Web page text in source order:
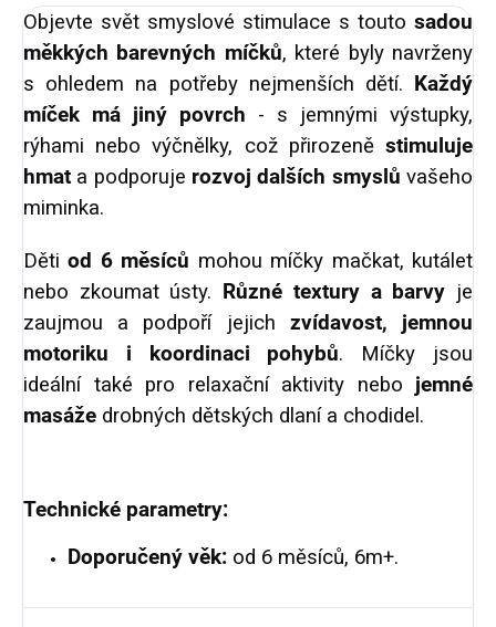
Objevte svět smyslové stimulace s touto sadou
měkkých barevných míčků, které byly navrženy
s ohledem na potřeby nejmenších dětí. Každý
míček má jiný povrch - s jemnými výstupky,
rýhami nebo výčnělky, což přirozeně stimuluje
hmat a podporuje rozvoj dalších smyslů vašeho
miminka.
Dětiod 6 měsíců mohou míčky mačkat, kutálet
nebo zkoumat ústy. Různé textury a barvy je
zaujmou a podpoří jejich zvídavost, jemnou
motoriku i koordinaci
pohybů. Míčky jsou
ideální také pro relaxační aktivity nebo jemné
masáže drobných dětských dlaní a chodidel.
Technické parametry:
Doporučený věk: od 6 měsíců, 6m+.